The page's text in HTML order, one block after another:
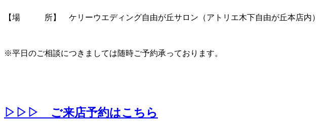
【場 所】 ケリーウエディング自由が丘サロン（アトリエ木下自由が丘本店内）
※平日のご相談につきましては随時ご予約承っております。
▷▷▷ ご来店予約はこちら